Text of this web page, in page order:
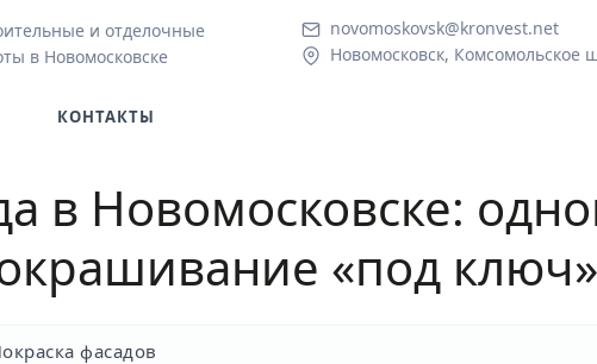
и отделочные
в Новомосковске
novomoskovsk@kronvest.net
Новомосковск, Комсомольское
КОНТАКТЫ
в Новомосковске:
«под ключ»
фасадов